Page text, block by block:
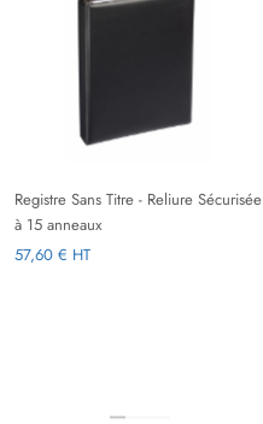
Registre Sans Titre - Reliure Sécurisée
à 15 anneaux
57,60 € HT